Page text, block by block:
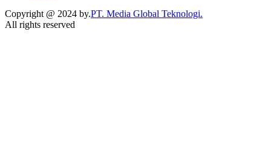
Copyright @ 2024 by.PT. Media Global Teknologi.
All rights reserved